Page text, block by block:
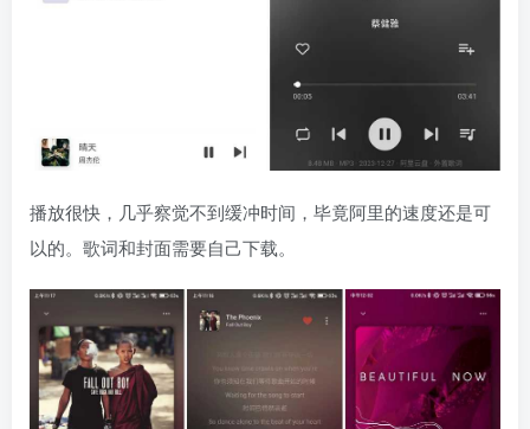
播放很快，几乎察觉不到缓冲时间，毕竟阿里的速度还是可
以的。歌词和封面需要自己下载。